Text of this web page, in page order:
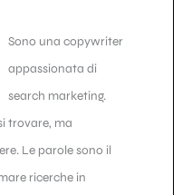
Sono una copywriter
appassionata di
search marketing.
trovare, ma
Le parole sono il
ricerche in